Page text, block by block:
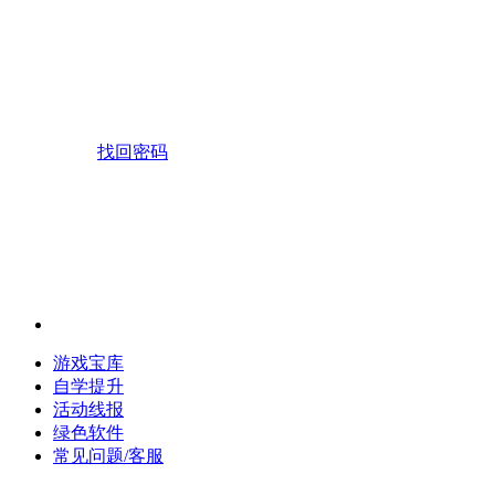
找回密码
游戏宝库
自学提升
活动线报
绿色软件
常见问题/客服